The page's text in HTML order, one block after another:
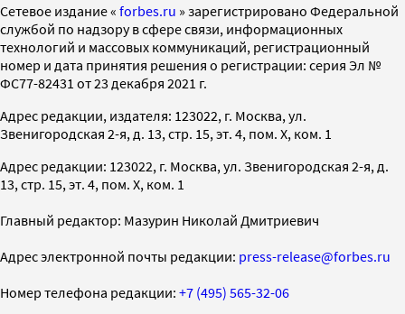
Cетевое издание « forbes.ru » зарегистрировано Федеральной
службой по надзору в сфере связи, информационных
технологий и массовых коммуникаций, регистрационный
номер и дата принятия решения о регистрации: серия Эл №
ФС77-82431 от 23 декабря 2021 г.
Адрес редакции, издателя: 123022, г. Москва, ул.
Звенигородская 2-я, д. 13, стр. 15, эт. 4, пом. X, ком. 1
Адрес редакции: 123022, г. Москва, ул. Звенигородская 2-я, д.
13, стр. 15, эт. 4, пом. X, ком. 1
Главный редактор: Мазурин Николай Дмитриевич
Адрес электронной почты редакции: press-release@forbes.ru
Номер телефона редакции: +7 (495) 565-32-06